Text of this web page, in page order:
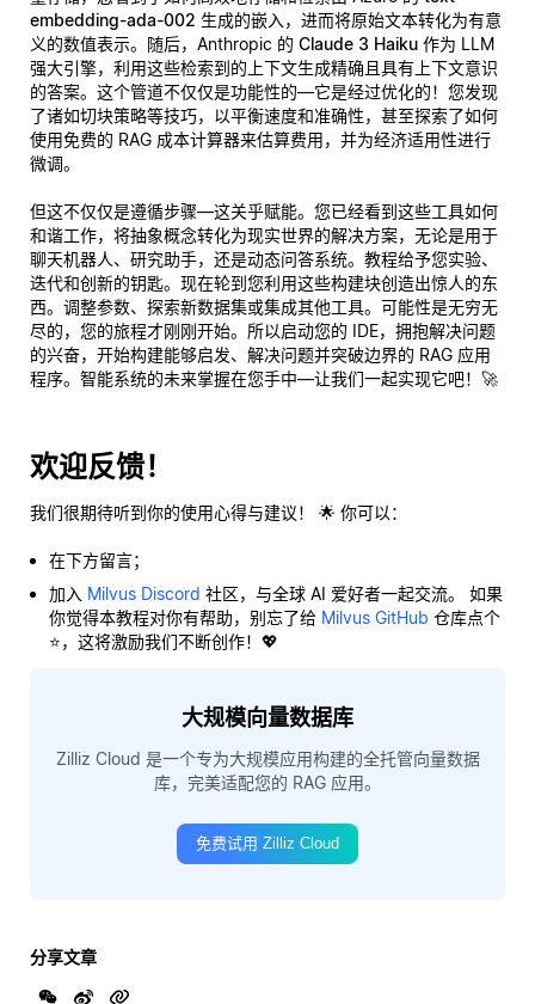
embedding-ada-002 生成的嵌入，进而将原始文本转化为有意
义的数值表示。随后，Anthropic 的 Claude 3 Haiku 作为 LLM
强大引擎，利用这些检索到的上下文生成精确且具有上下文意识
的答案。这个管道不仅仅是功能性的—它是经过优化的！您发现
了诸如切块策略等技巧，以平衡速度和准确性，甚至探索了如何
使用免费的 RAG 成本计算器来估算费用，并为经济适用性进行
微调。
但这不仅仅是遵循步骤—这关乎赋能。您已经看到这些工具如何
和谐工作，将抽象概念转化为现实世界的解决方案，无论是用于
聊天机器人、研究助手，还是动态问答系统。教程给予您实验、
迭代和创新的钥匙。现在轮到您利用这些构建块创造出惊人的东
西。调整参数、探索新数据集或集成其他工具。可能性是无穷无
尽的，您的旅程才刚刚开始。所以启动您的 IDE，拥抱解决问题
的兴奋，开始构建能够启发、解决问题并突破边界的 RAG 应用
程序。智能系统的未来掌握在您手中—让我们一起实现它吧！🚀
欢迎反馈！
我们很期待听到你的使用心得与建议！ 🌟 你可以：
在下方留言；
加入 Milvus Discord 社区，与全球 AI 爱好者一起交流。 如果
你觉得本教程对你有帮助，别忘了给 Milvus GitHub 仓库点个
⭐，这将激励我们不断创作！💖
大规模向量数据库
Zilliz Cloud 是一个专为大规模应用构建的全托管向量数据
库，完美适配您的 RAG 应用。
免费试用 Zilliz Cloud
分享文章